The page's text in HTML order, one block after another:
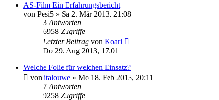
AS-Film Ein Erfahrungsbericht
von Pesi5 » Sa 2. Mär 2013, 21:08
3 Antworten
6958 Zugriffe
Letzter Beitrag von Koarl
Do 29. Aug 2013, 17:01
Welche Folie für welchen Einsatz?
von italouwe » Mo 18. Feb 2013, 20:11
7 Antworten
9258 Zugriffe